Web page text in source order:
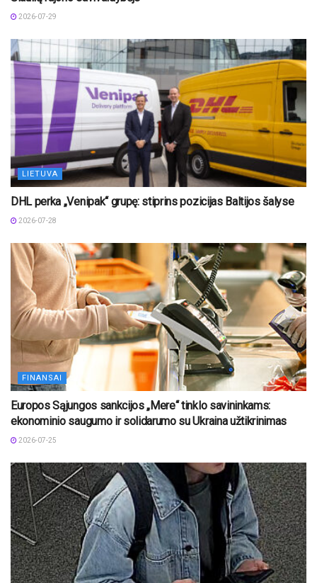
2026-07-29
LIETUVA
DHL perka „Venipak“ grupę: stiprins pozicijas Baltijos šalyse
2026-07-28
FINANSAI
Europos Sąjungos sankcijos „Mere“ tinklo savininkams:
ekonominio saugumo ir solidarumo su Ukraina užtikrinimas
2026-07-25